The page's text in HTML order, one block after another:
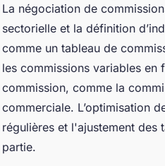
La négociation de
sectorielle et la définition
comme un tableau de
les commissions variables en
commission, comme la
commerciale. L’optimisation
régulières et l'ajustement des
partie.